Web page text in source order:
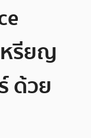
หรียญ
ด้วย